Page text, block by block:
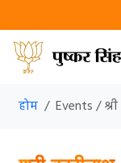
होम Events /